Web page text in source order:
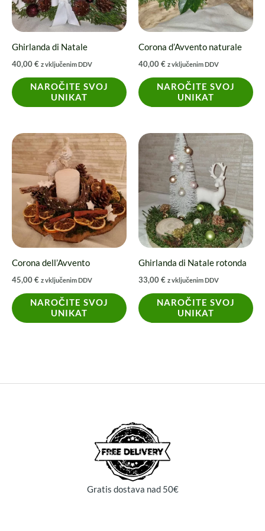
Ghirlanda di Natale
40,00€ z vključenim DDV
NAROČITE SVOJ
UNIKAT
Corona d’Avvento naturale
40,00€ z vključenim DDV
NAROČITE SVOJ
UNIKAT
Corona dell’Avvento
45,00€ z vključenim DDV
NAROČITE SVOJ
UNIKAT
Ghirlanda di Natale rotonda
33,00€ z vključenim DDV
NAROČITE SVOJ
UNIKAT
Gratis dostava nad 50€